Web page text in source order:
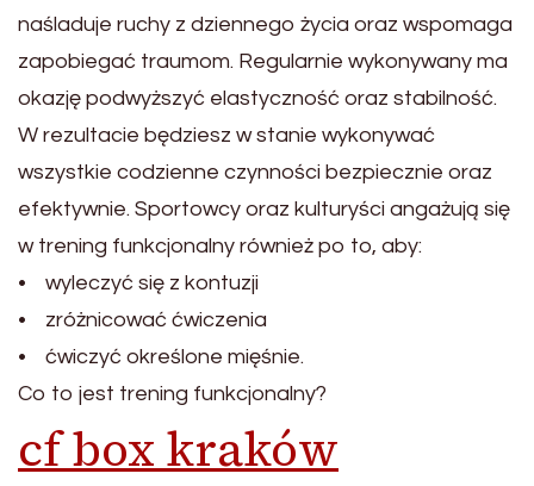
naśladuje ruchy z dziennego życia oraz wspomaga
zapobiegać traumom. Regularnie wykonywany ma
okazję podwyższyć elastyczność oraz stabilność.
W rezultacie będziesz w stanie wykonywać
wszystkie codzienne czynności bezpiecznie oraz
efektywnie. Sportowcy oraz kulturyści angażują się
w trening funkcjonalny również po to, aby:
• wyleczyć się z kontuzji
• zróżnicować ćwiczenia
• ćwiczyć określone mięśnie.
Co to jest trening funkcjonalny?
cf box kraków